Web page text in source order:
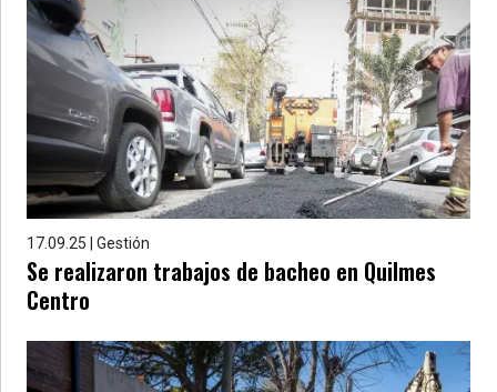
17.09.25 | Gestión
Se realizaron trabajos de bacheo en Quilmes
Centro